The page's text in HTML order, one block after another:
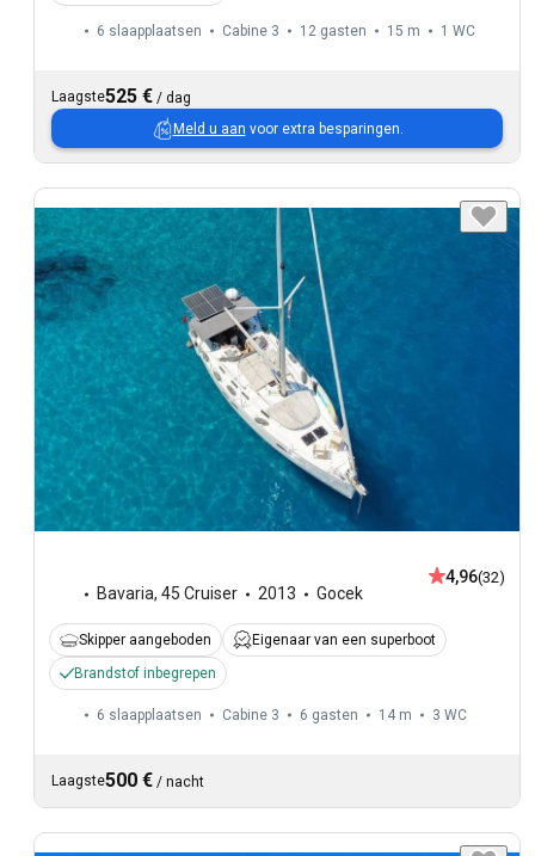
6 slaapplaatsen Cabine 3 12 gasten 15 m 1 WC
Laagste525 € / dag
Meld u aan voor extra besparingen.
Bavaria, 45 Cruiser 2013 Gocek
4,96(32)
Skipper aangeboden
Eigenaar van een superboot
Brandstof inbegrepen
6 slaapplaatsen Cabine 3 6 gasten 14 m 3 WC
Laagste500 € / nacht